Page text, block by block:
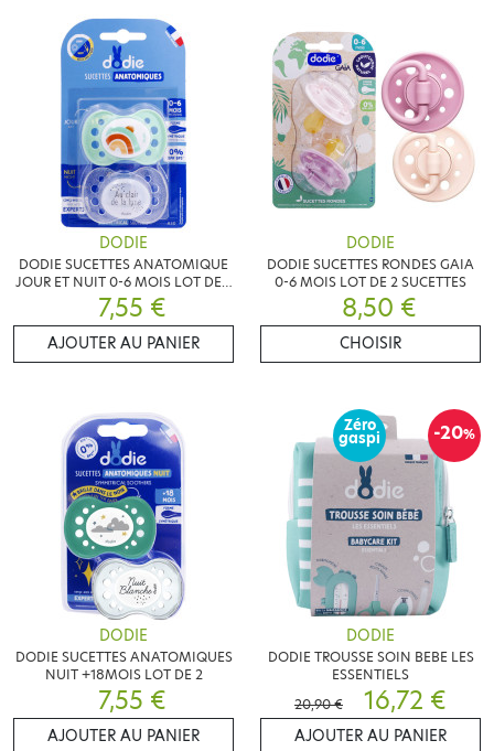
DODIE
DODIE SUCETTES ANATOMIQUE
JOUR ET NUIT 0-6 MOIS LOT DE 2
SUCETTES
7,55 €
AJOUTER AU PANIER
DODIE
DODIE SUCETTES RONDES GAIA
0-6 MOIS LOT DE 2 SUCETTES
8,50 €
CHOISIR
DODIE
DODIE SUCETTES ANATOMIQUES
NUIT +18MOIS LOT DE 2
7,55 €
AJOUTER AU PANIER
-20%
Zéro
gaspi
DODIE
DODIE TROUSSE SOIN BEBE LES
ESSENTIELS
20,90 €
16,72 €
AJOUTER AU PANIER